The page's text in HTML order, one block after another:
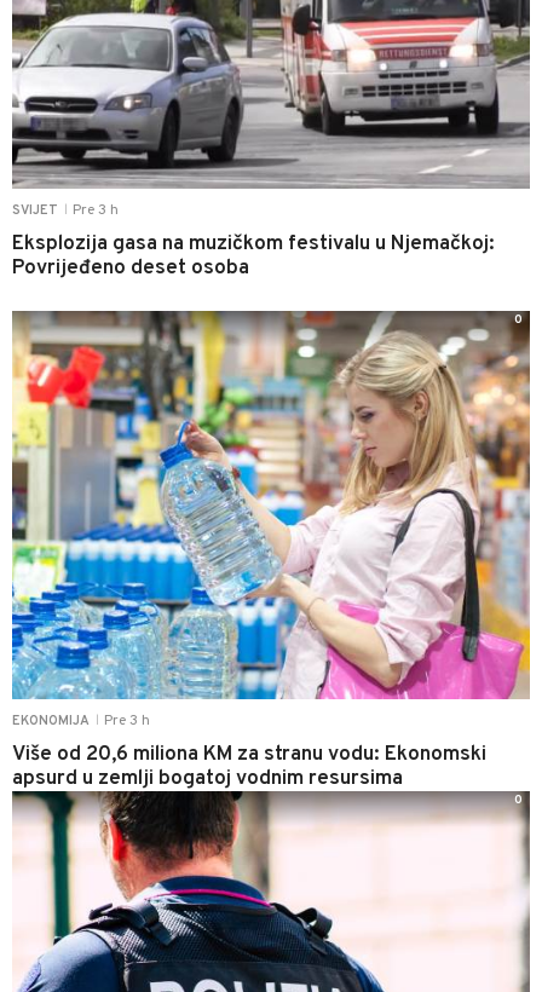
SVIJET Pre 3 h
Eksplozija gasa na muzičkom festivalu u Njemačkoj:
Povrijeđeno deset osoba
EKONOMIJA Pre 3 h
Više od 20,6 miliona KM za stranu vodu: Ekonomski
apsurd u zemlji bogatoj vodnim resursima
0
0